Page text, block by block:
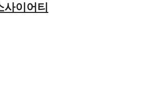
이어티